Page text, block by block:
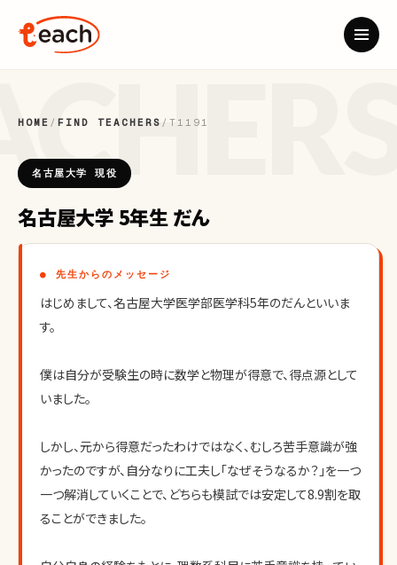
HOME / FIND TEACHERS / T1191
名古屋大学 現役
名古屋大学 5年生 だん
● 先生からのメッセージ
はじめまして、名古屋大学医学部医学科5年のだんといいま
す。
僕は自分が受験生の時に数学と物理が得意で、得点源として
いました。
しかし、元から得意だったわけではなく、むしろ苦手意識が強
かったのですが、自分なりに工夫し｢なぜそうなるか？｣を一つ
一つ解消していくことで、どちらも模試では安定して8.9割を取
ることができました。